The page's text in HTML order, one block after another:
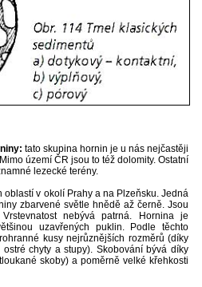
tato skupina hornin je u nás nejčastěji
území ČR jsou to též dolomity. Ostatní
lezecké terény.
oblastí v okolí Prahy a na Plzeňsku. Jedná
zbarvené světle hnědě až černě. Jsou
nebývá patrná. Hornina je
uzavřených puklin. Podle těchto
kusy nejrůznějších rozměrů (díky
chyty a stupy). Skobování bývá díky
skoby) a poměrně velké křehkosti